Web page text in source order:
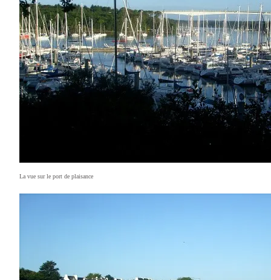
La vue sur le port de plaisance